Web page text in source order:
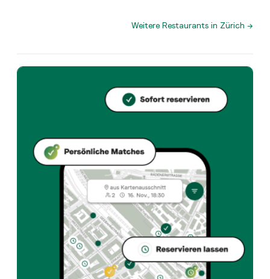
Wo befindet sich Commercio?
Commercio bietet zurich und Italian restaurant an in
Reserviere direkt über die Taste Match App – in
Wann ist Commercio geöffnet?
Die Taste Match App analysiert deinen
Weitere Restaurants in Zürich →